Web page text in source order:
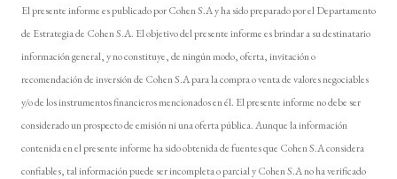
El presente informe es publicado por Cohen S.A y ha sido preparado por el Departamento
de Estrategia de Cohen S.A. El objetivo del presente informe es brindar a su destinatario
información general, y no constituye, de ningún modo, oferta, invitación o
recomendación de inversión de Cohen S.A para la compra o venta de valores negociables
y/o de los instrumentos financieros mencionados en él. El presente informe no debe ser
considerado un prospecto de emisión ni una oferta pública. Aunque la información
contenida en el presente informe ha sido obtenida de fuentes que Cohen S.A considera
confiables, tal información puede ser incompleta o parcial y Cohen S.A no ha verificado